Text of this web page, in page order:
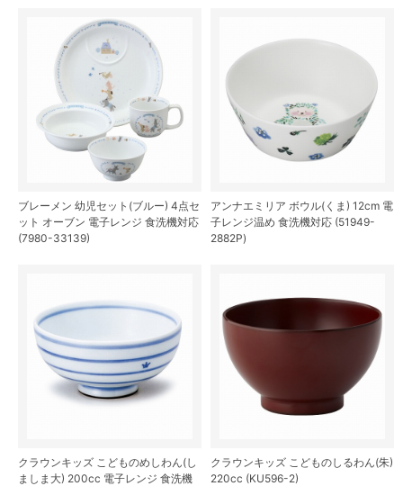
ブレーメン 幼児セット(ブルー) 4点セ
ット オーブン 電子レンジ 食洗機対応
(7980-33139)
アンナエミリア ボウル(くま) 12cm 電
子レンジ温め 食洗機対応 (51949-
2882P)
クラウンキッズ こどものめしわん(し
ましま大) 200cc 電子レンジ 食洗機
クラウンキッズ こどものしるわん(朱)
220cc (KU596-2)